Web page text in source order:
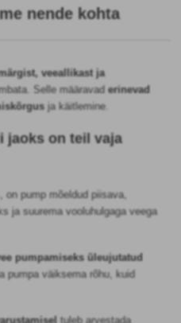
nende kohta
veeallikast ja
Selle määravad erinevad
ja käitlemine.
jaoks on teil vaja
on pump mõeldud piisava,
ja suurema vooluhulgaga veega
pumpamiseks üleujutatud
pumpa väiksema rõhu, kuid
tuleb arvestada